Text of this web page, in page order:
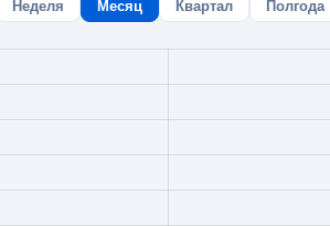
Неделя Месяц Квартал Полгода